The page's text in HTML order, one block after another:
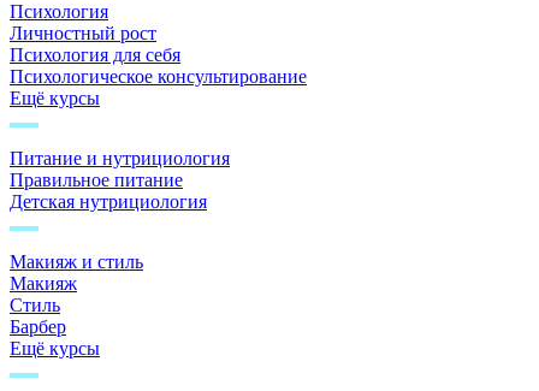
Психология
Личностный рост
Психология для себя
Психологическое консультирование
Ещё курсы
Питание и нутрициология
Правильное питание
Детская нутрициология
Макияж и стиль
Макияж
Стиль
Барбер
Ещё курсы